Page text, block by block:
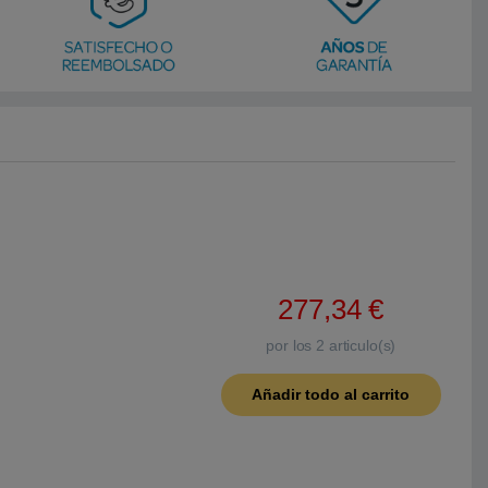
277,34€
por los 2 articulo(s)
Añadir todo al carrito